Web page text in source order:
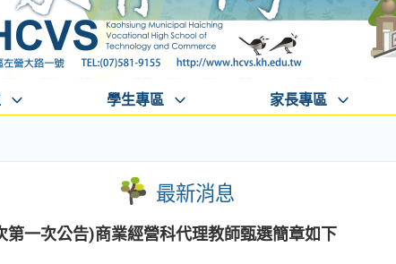
學生專區 家長專區
最新消息
第一次公告)商業經營科代理教師甄選簡章如下